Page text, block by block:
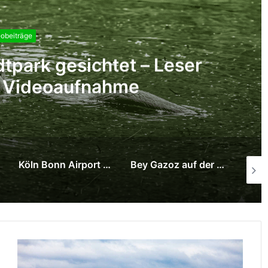
Abend des Sports
Bey Gazoz auf der ANUGA Köln Kamp-Lintfort: neues Wohnquartier an der Franzstraße steht kurz vor dem Abschluss